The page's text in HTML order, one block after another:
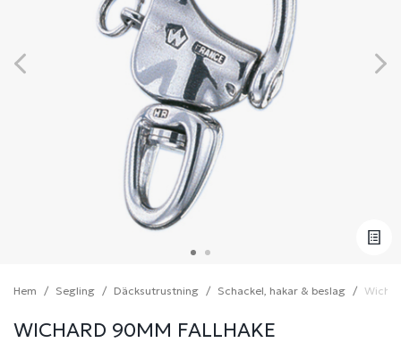
Hem Segling Däcksutrustning Schackel, hakar & beslag
WICHARD 90MM FALLHAKE